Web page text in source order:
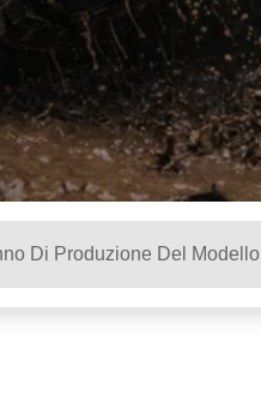
Di Produzione Del Modello